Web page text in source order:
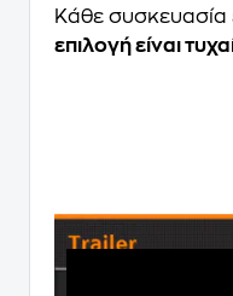
Κάθε συσκευασία
επιλογή είναι